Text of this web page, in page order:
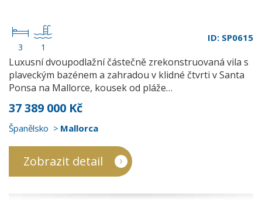
3 1
ID: SP0615
Luxusní dvoupodlažní částečně zrekonstruovaná vila s
plaveckým bazénem a zahradou v klidné čtvrti v Santa
Ponsa na Mallorce, kousek od pláže…
37 389 000 Kč
Španělsko Mallorca
Zobrazit detail